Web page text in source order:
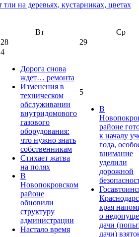
тли на деревьях, кустарниках, цветах
Вт
Ср
28 29
4
Дорога снова
ждет… ремонта
Изменения в
техническом
обслуживании
внутридомового
газового
оборудования:
что нужно знать
собственникам
Стихает жатва
на полях
В
Новопокровском
районе
обновили
структуру
администрации
Настало время
5
В
районе
к началу
года,
внимание
уделили
дорожной
края
о
дачи
дачи)